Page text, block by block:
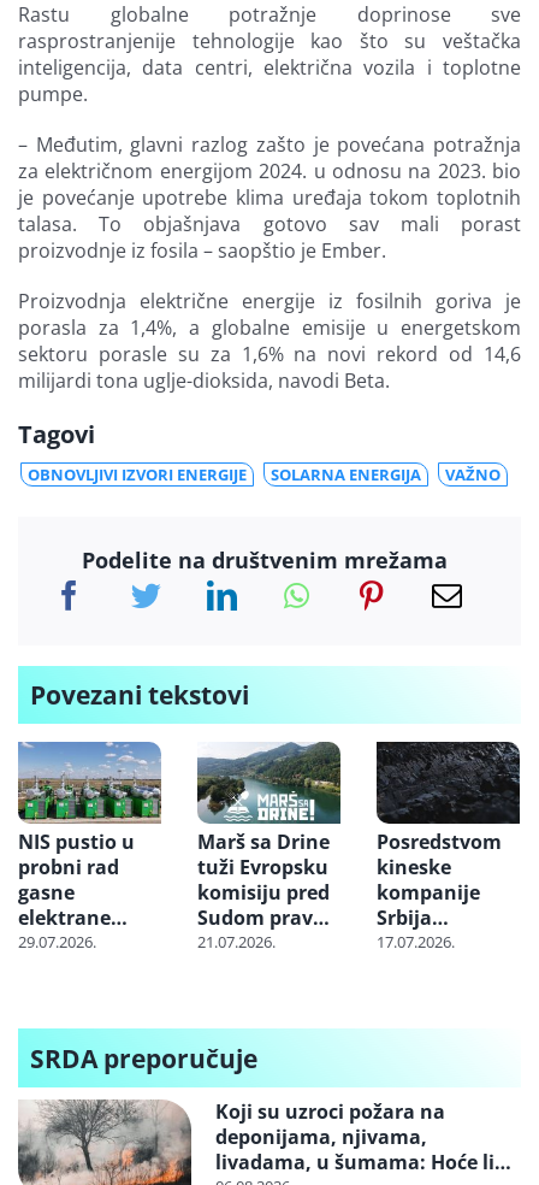
Rastu globalne potražnje doprinose sve
rasprostranjenije tehnologije kao što su veštačka
inteligencija, data centri, električna vozila i toplotne
pumpe.
– Međutim, glavni razlog zašto je povećana potražnja
za električnom energijom 2024. u odnosu na 2023. bio
je povećanje upotrebe klima uređaja tokom toplotnih
talasa. To objašnjava gotovo sav mali porast
proizvodnje iz fosila – saopštio je Ember.
Proizvodnja električne energije iz fosilnih goriva je
porasla za 1,4%, a globalne emisije u energetskom
sektoru porasle su za 1,6% na novi rekord od 14,6
milijardi tona uglje-dioksida, navodi Beta.
Tagovi
OBNOVLJIVI IZVORI ENERGIJE SOLARNA ENERGIJA VAŽNO
Podelite na društvenim mrežama
Povezani tekstovi
NIS pustio u
probni rad
gasne
elektrane
“Banatsko
29.07.2026.
Marš sa Drine
tuži Evropsku
komisiju pred
Sudom pravde
EU zbog
21.07.2026.
Posredstvom
kineske
kompanije
Srbija
nabavlja
stigne do
Balkana
17.07.2026.
SRDA preporučuje
Koji su uzroci požara na
deponijama, njivama,
livadama, u šumama: Hoće li